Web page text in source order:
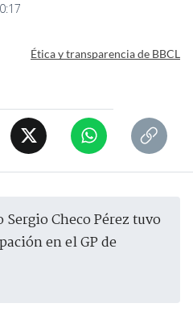
Ética y transparencia de BBCL
en el GP de